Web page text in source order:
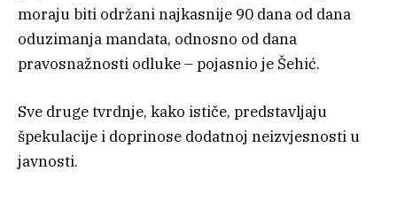
moraju biti održani najkasnije 90 dana od dana
oduzimanja mandata, odnosno od dana
pravosnažnosti odluke – pojasnio je Šehić.
Sve druge tvrdnje, kako ističe, predstavljaju
špekulacije i doprinose dodatnoj neizvjesnosti u
javnosti.